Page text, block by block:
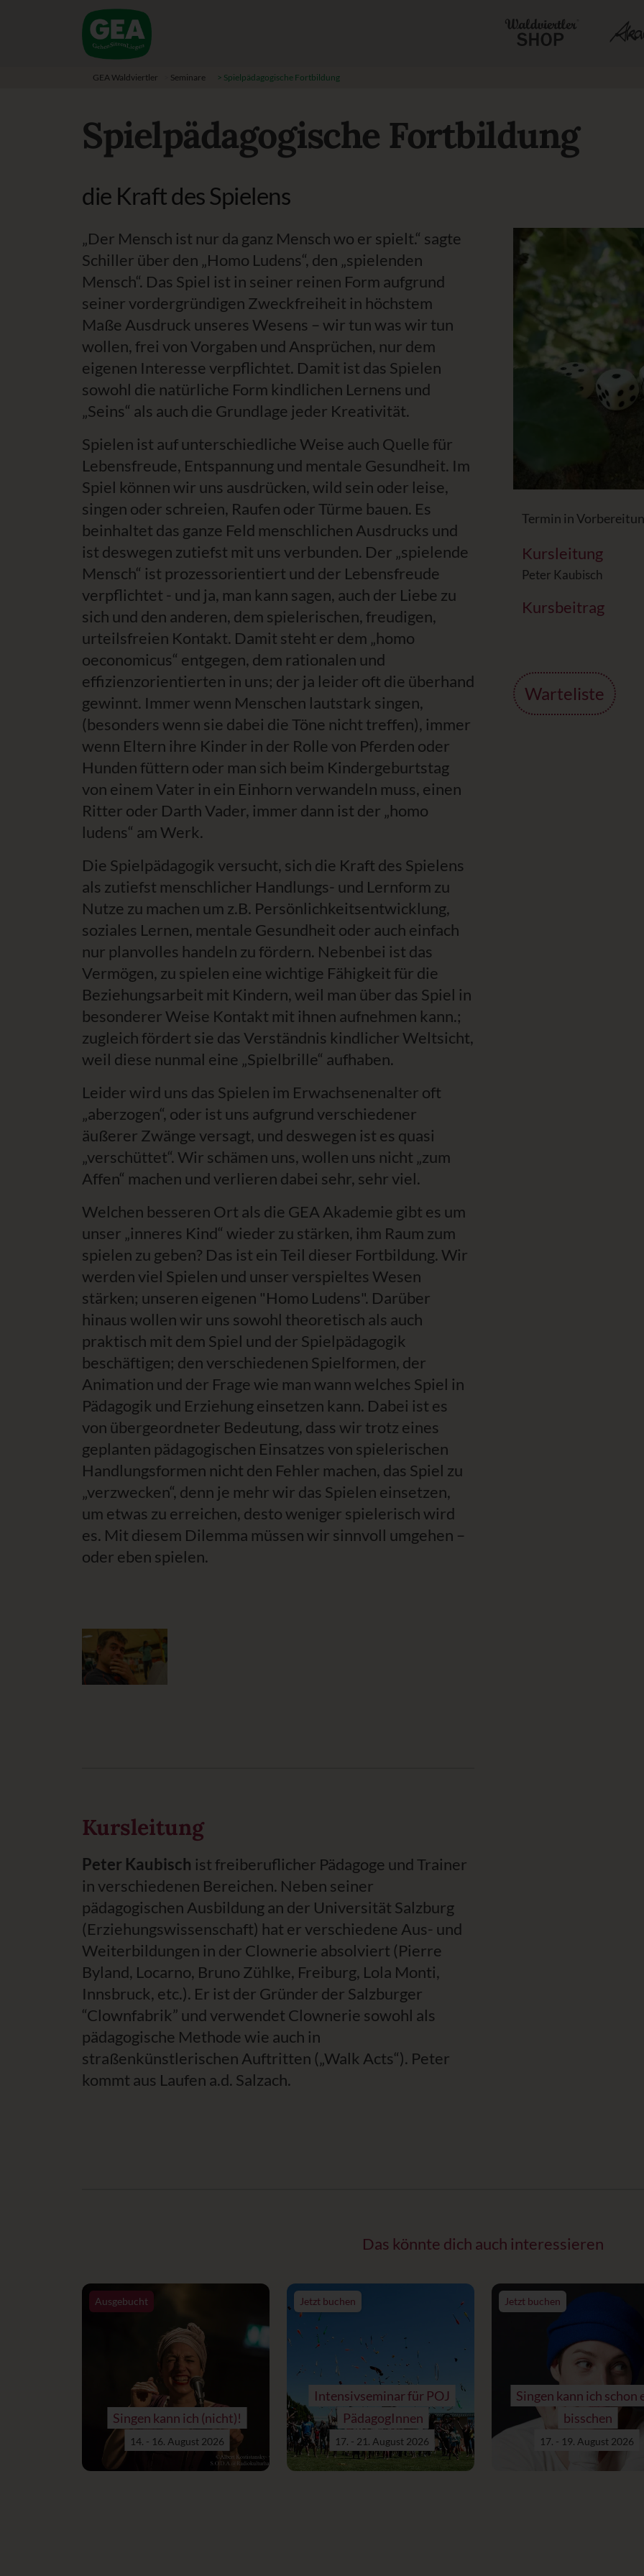
GEA Waldviertler Seminare > Spielpädagogische Fortbildung
Spielpädagogische Fortbildung
die Kraft des Spielens
„Der Mensch ist nur da ganz Mensch wo er spielt.“ sagte
Schiller über den „Homo Ludens“, den „spielenden
Mensch“. Das Spiel ist in seiner reinen Form aufgrund
seiner vordergründigen Zweckfreiheit in höchstem
Maße Ausdruck unseres Wesens – wir tun was wir tun
wollen, frei von Vorgaben und Ansprüchen, nur dem
eigenen Interesse verpflichtet. Damit ist das Spielen
sowohl die natürliche Form kindlichen Lernens und
„Seins“ als auch die Grundlage jeder Kreativität.
Spielen ist auf unterschiedliche Weise auch Quelle für
Lebensfreude, Entspannung und mentale Gesundheit. Im
Spiel können wir uns ausdrücken, wild sein oder leise,
singen oder schreien, Raufen oder Türme bauen. Es
beinhaltet das ganze Feld menschlichen Ausdrucks und
ist deswegen zutiefst mit uns verbunden. Der „spielende
Mensch“ ist prozessorientiert und der Lebensfreude
verpflichtet - und ja, man kann sagen, auch der Liebe zu
sich und den anderen, dem spielerischen, freudigen,
urteilsfreien Kontakt. Damit steht er dem „homo
oeconomicus“ entgegen, dem rationalen und
effizienzorientierten in uns; der ja leider oft die überhand
gewinnt. Immer wenn Menschen lautstark singen,
(besonders wenn sie dabei die Töne nicht treffen), immer
wenn Eltern ihre Kinder in der Rolle von Pferden oder
Hunden füttern oder man sich beim Kindergeburtstag
von einem Vater in ein Einhorn verwandeln muss, einen
Ritter oder Darth Vader, immer dann ist der „homo
ludens“ am Werk.
Die Spielpädagogik versucht, sich die Kraft des Spielens
als zutiefst menschlicher Handlungs- und Lernform zu
Nutze zu machen um z.B. Persönlichkeitsentwicklung,
soziales Lernen, mentale Gesundheit oder auch einfach
nur planvolles handeln zu fördern. Nebenbei ist das
Vermögen, zu spielen eine wichtige Fähigkeit für die
Beziehungsarbeit mit Kindern, weil man über das Spiel in
besonderer Weise Kontakt mit ihnen aufnehmen kann.;
zugleich fördert sie das Verständnis kindlicher Weltsicht,
weil diese nunmal eine „Spielbrille“ aufhaben.
Leider wird uns das Spielen im Erwachsenenalter oft
„aberzogen“, oder ist uns aufgrund verschiedener
äußerer Zwänge versagt, und deswegen ist es quasi
„verschüttet“. Wir schämen uns, wollen uns nicht „zum
Affen“ machen und verlieren dabei sehr, sehr viel.
Welchen besseren Ort als die GEA Akademie gibt es um
unser „inneres Kind“ wieder zu stärken, ihm Raum zum
spielen zu geben? Das ist ein Teil dieser Fortbildung. Wir
werden viel Spielen und unser verspieltes Wesen
stärken; unseren eigenen "Homo Ludens". Darüber
hinaus wollen wir uns sowohl theoretisch als auch
praktisch mit dem Spiel und der Spielpädagogik
beschäftigen; den verschiedenen Spielformen, der
Animation und der Frage wie man wann welches Spiel in
Pädagogik und Erziehung einsetzen kann. Dabei ist es
von übergeordneter Bedeutung, dass wir trotz eines
geplanten pädagogischen Einsatzes von spielerischen
Handlungsformen nicht den Fehler machen, das Spiel zu
„verzwecken“, denn je mehr wir das Spielen einsetzen,
um etwas zu erreichen, desto weniger spielerisch wird
es. Mit diesem Dilemma müssen wir sinnvoll umgehen –
oder eben spielen.
Kursleitung
Peter Kaubisch ist freiberuflicher Pädagoge und Trainer
in verschiedenen Bereichen. Neben seiner
pädagogischen Ausbildung an der Universität Salzburg
(Erziehungswissenschaft) hat er verschiedene Aus- und
Weiterbildungen in der Clownerie absolviert (Pierre
Byland, Locarno, Bruno Zühlke, Freiburg, Lola Monti,
Innsbruck, etc.). Er ist der Gründer der Salzburger
“Clownfabrik” und verwendet Clownerie sowohl als
pädagogische Methode wie auch in
straßenkünstlerischen Auftritten („Walk Acts“). Peter
kommt aus Laufen a.d. Salzach.
Termin in
Kursleitung
Peter Kaubisch
Kursbeitrag
Warteliste
Das könnte dich auch interessieren
Ausgebucht
Singen kann ich (nicht)!
14. - 16. August 2026
Jetzt buchen
Intensivseminar für POJ
PädagogInnen
17. - 21. August 2026
Jetzt buchen
Singen kann ich schon
bisschen
17. - 19. August 2026